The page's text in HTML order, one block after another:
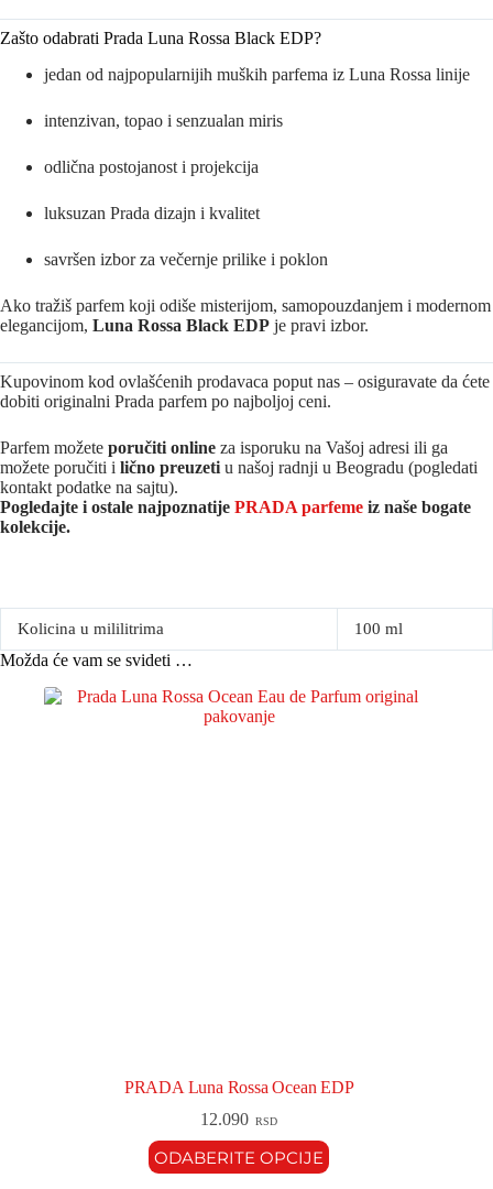
Zašto odabrati Prada Luna Rossa Black EDP?
jedan od najpopularnijih muških parfema iz Luna Rossa linije
intenzivan, topao i senzualan miris
odlična postojanost i projekcija
luksuzan Prada dizajn i kvalitet
savršen izbor za večernje prilike i poklon
Ako tražiš parfem koji odiše misterijom, samopouzdanjem i modernom
elegancijom, Luna Rossa Black EDP je pravi izbor.
Kupovinom kod ovlašćenih prodavaca poput nas – osiguravate da ćete
dobiti originalni Prada parfem po najboljoj ceni.
Parfem možete poručiti online za isporuku na Vašoj adresi ili ga
možete poručiti i lično preuzeti u našoj radnji u Beogradu (pogledati
kontakt podatke na sajtu).
Pogledajte i ostale najpoznatije PRADA parfeme iz naše bogate
kolekcije.
Kolicina u mililitrima 100 ml
Možda će vam se svideti …
PRADA Luna Rossa Ocean EDP
12.090 RSD
ODABERITE OPCIJE